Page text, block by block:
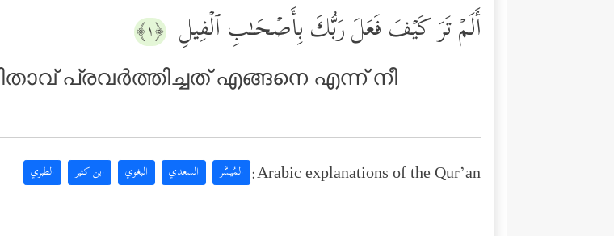
أَلَمۡ تَرَ كَیۡفَ فَعَلَ رَبُّكَ بِأَصۡحَـٰبِ ٱلۡفِیلِ ﴿١﴾
പ്രവര്‍ത്തിച്ചത് എങ്ങനെ എന്ന് നീ
Arabic explanations of the Qur’an: المُيسَّر السعدي البغوي ابن كثير الطبري